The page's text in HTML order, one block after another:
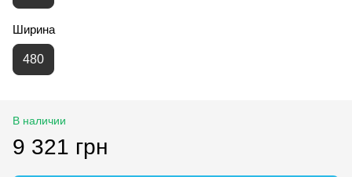
Ширина
480
В наличии
9 321 грн